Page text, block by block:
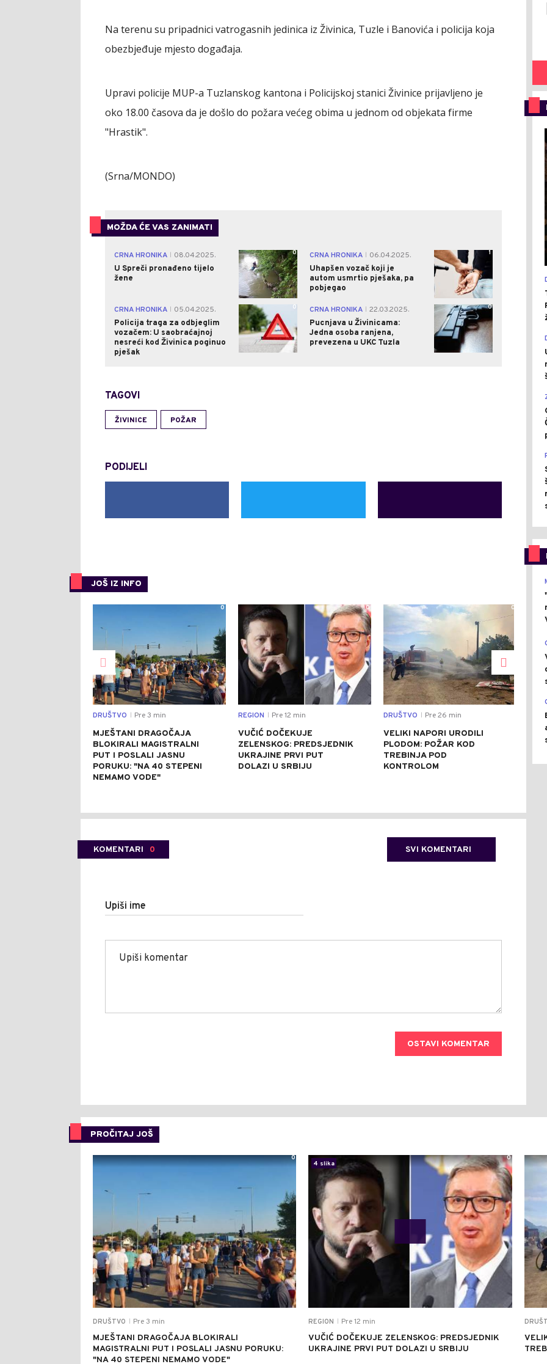
Na terenu su pripadnici vatrogasnih jedinica iz Živinica, Tuzle i Banovića i policija koja
obezbjeđuje mjesto događaja.
Upravi policije MUP-a Tuzlanskog kantona i Policijskoj stanici Živinice prijavljeno je
oko 18.00 časova da je došlo do požara većeg obima u jednom od objekata firme
"Hrastik".
(Srna/MONDO)
MOŽDA ĆE VAS ZANIMATI
CRNA HRONIKA
08.04.2025.
U Spreči pronađeno tijelo
žene
0 CRNA HRONIKA
06.04.2025.
Uhapšen vozač koji je
autom usmrtio pješaka, pa
pobjegao
1
CRNA HRONIKA
05.04.2025.
Policija traga za odbjeglim
vozačem: U saobraćajnoj
nesreći kod Živinica poginuo
pješak
0 CRNA HRONIKA
22.03.2025.
Pucnjava u Živinicama:
Jedna osoba ranjena,
prevezena u UKC Tuzla
0
TAGOVI
ŽIVINICE POŽAR
PODIJELI
JOŠ IZ INFO
0
DRUŠTVO Pre 3 min
MJEŠTANI DRAGOČAJA
BLOKIRALI MAGISTRALNI
PUT I POSLALI JASNU
PORUKU: "NA 40 STEPENI
NEMAMO VODE"
0
REGION Pre 12 min
VUČIĆ DOČEKUJE
ZELENSKOG: PREDSJEDNIK
UKRAJINE PRVI PUT
DOLAZI U SRBIJU
0
DRUŠTVO Pre 26 min
VELIKI NAPORI URODILI
PLODOM: POŽAR KOD
TREBINJA POD
KONTROLOM
KOMENTARI 0 SVI KOMENTARI
Upiši ime
OSTAVI KOMENTAR
PROČITAJ JOŠ
DRUŠTVO Pre 3 min
MJEŠTANI DRAGOČAJA BLOKIRALI
MAGISTRALNI PUT I POSLALI JASNU PORUKU:
"NA 40 STEPENI NEMAMO VODE"
0
REGION Pre 12 min
VUČIĆ DOČEKUJE ZELENSKOG: PREDSJEDNIK
UKRAJINE PRVI PUT DOLAZI U SRBIJU
4 slika
0